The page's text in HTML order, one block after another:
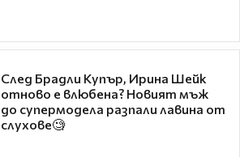
След Брадли Купър, Ирина Шейк
отново е влюбена? Новият мъж
до супермодела разпали лавина от
слухове🧐